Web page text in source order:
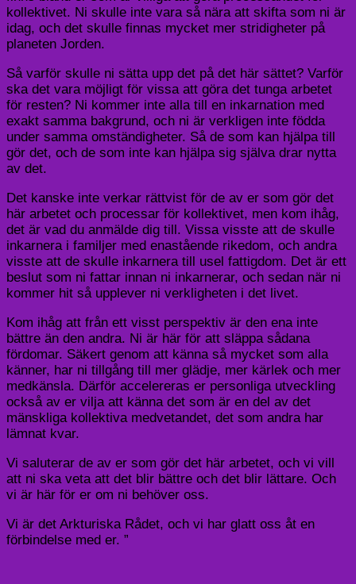
kollektivet. Ni skulle inte vara så nära att skifta som ni är
idag, och det skulle finnas mycket mer stridigheter på
planeten Jorden.
Så varför skulle ni sätta upp det på det här sättet? Varför
ska det vara möjligt för vissa att göra det tunga arbetet
för resten? Ni kommer inte alla till en inkarnation med
exakt samma bakgrund, och ni är verkligen inte födda
under samma omständigheter. Så de som kan hjälpa till
gör det, och de som inte kan hjälpa sig själva drar nytta
av det.
Det kanske inte verkar rättvist för de av er som gör det
här arbetet och processar för kollektivet, men kom ihåg,
det är vad du anmälde dig till. Vissa visste att de skulle
inkarnera i familjer med enastående rikedom, och andra
visste att de skulle inkarnera till usel fattigdom. Det är ett
beslut som ni fattar innan ni inkarnerar, och sedan när ni
kommer hit så upplever ni verkligheten i det livet.
Kom ihåg att från ett visst perspektiv är den ena inte
bättre än den andra. Ni är här för att släppa sådana
fördomar. Säkert genom att känna så mycket som alla
känner, har ni tillgång till mer glädje, mer kärlek och mer
medkänsla. Därför accelereras er personliga utveckling
också av er vilja att känna det som är en del av det
mänskliga kollektiva medvetandet, det som andra har
lämnat kvar.
Vi saluterar de av er som gör det här arbetet, och vi vill
att ni ska veta att det blir bättre och det blir lättare. Och
vi är här för er om ni behöver oss.
Vi är det Arkturiska Rådet, och vi har glatt oss åt en
förbindelse med er. ”